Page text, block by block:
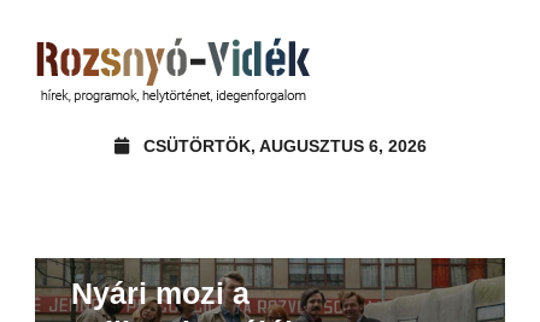
CSÜTÖRTÖK, AUGUSZTUS 6, 2026
Nyári mozi a